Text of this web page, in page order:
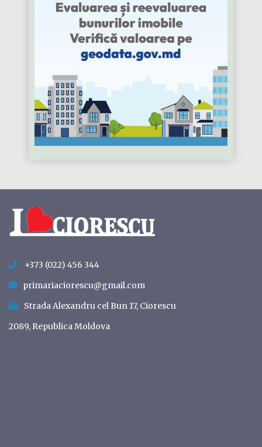
+373 (022) 456 344
primariaciorescu@gmail.com
Strada Alexandru cel Bun 17, Ciorescu
2089, Republica Moldova